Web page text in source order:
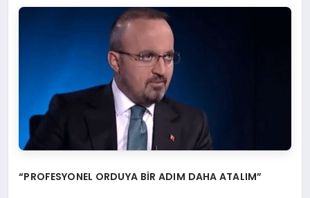
“PROFESYONEL ORDUYA BİR ADIM DAHA ATALIM”